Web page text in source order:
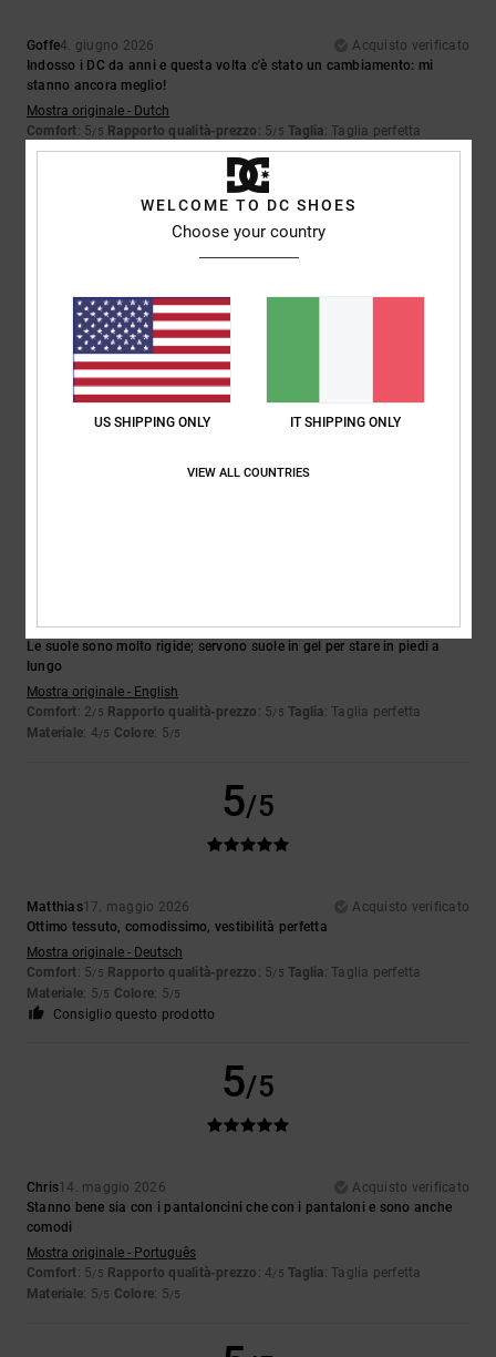
Goffe4. giugno 2026
Acquisto verificato
Indosso i DC da anni e questa volta c'è stato un cambiamento: mi
stanno ancora meglio!
Mostra originale - Dutch
Comfort: 5/5 Rapporto qualità-prezzo : 5/5 Taglia: Taglia perfetta
Materiale: 5/5 Colore: 5/5
5/5
4. giugno 2026
Sono eccellenti
Mostra originale - Castellano
: 5 Colore: 5
Jordan20. maggio 2026
Acquisto verificato
Le suole sono molto rigide; servono suole in gel per stare in piedi a
lungo
Mostra originale - English
Comfort: 2/5 Rapporto qualità-prezzo : 5/5 Taglia: Taglia perfetta
Materiale: 4/5 Colore: 5/5
5/5
Matthias17. maggio 2026
Acquisto verificato
Ottimo tessuto, comodissimo, vestibilità perfetta
Mostra originale - Deutsch
Comfort: 5/5 Rapporto qualità-prezzo : 5/5 Taglia: Taglia perfetta
Materiale: 5/5 Colore: 5/5
Consiglio questo prodotto
5/5
Chris14. maggio 2026
Acquisto verificato
Stanno bene sia con i pantaloncini che con i pantaloni e sono anche
comodi
Mostra originale - Português
Comfort: 5/5 Rapporto qualità-prezzo : 4/5 Taglia: Taglia perfetta
Materiale: 5/5 Colore: 5/5
WELCOME TO DC SHOES
Choose your country
US SHIPPING ONLY IT SHIPPING ONLY
VIEW ALL COUNTRIES